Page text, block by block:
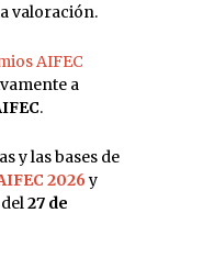
valoración.
AIFEC
a
.
y las bases de
2026y
27 de